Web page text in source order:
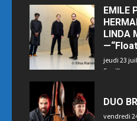
EMILE
LINDA
jeudi 23
Souillac
DUO
vendredi